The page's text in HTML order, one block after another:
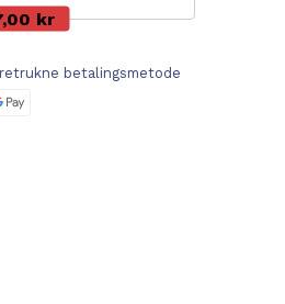
kr
betalingsmetode